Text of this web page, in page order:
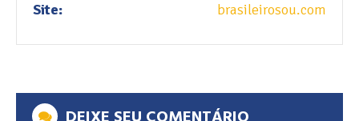
Site:
brasileirosou.com